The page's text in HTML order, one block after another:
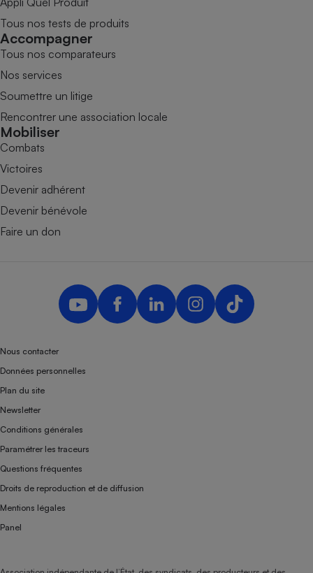
Tous nos tests de produits
Accompagner
Tous nos comparateurs
Nos services
Soumettre un litige
Rencontrer une association locale
Mobiliser
Combats
Victoires
Devenir adhérent
Devenir bénévole
Faire un don
Nous contacter
Données personnelles
Plan du site
Newsletter
Conditions générales
Paramétrer les traceurs
Questions fréquentes
Droits de reproduction et de diffusion
Mentions légales
Panel